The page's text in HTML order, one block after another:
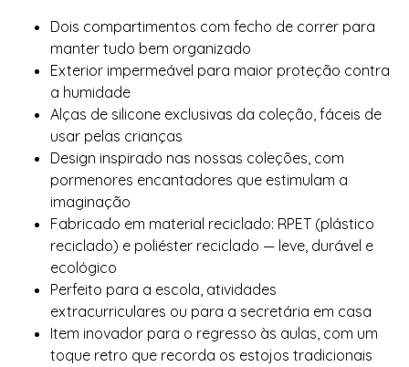
Dois compartimentos com fecho de correr para
manter tudo bem organizado
Exterior impermeável para maior proteção contra
a humidade
Alças de silicone exclusivas da coleção, fáceis de
usar pelas crianças
Design inspirado nas nossas coleções, com
pormenores encantadores que estimulam a
imaginação
Fabricado em material reciclado: RPET (plástico
reciclado) e poliéster reciclado — leve, durável e
ecológico
Perfeito para a escola, atividades
extracurriculares ou para a secretária em casa
Item inovador para o regresso às aulas, com um
toque retro que recorda os estojos tradicionais